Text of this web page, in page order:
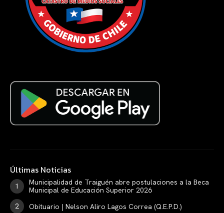
Últimas Noticias
Municipalidad de Traiguén abre postulaciones a la Beca
Municipal de Educación Superior 2026
Obituario | Nelson Aliro Lagos Correa (Q.E.P.D.)